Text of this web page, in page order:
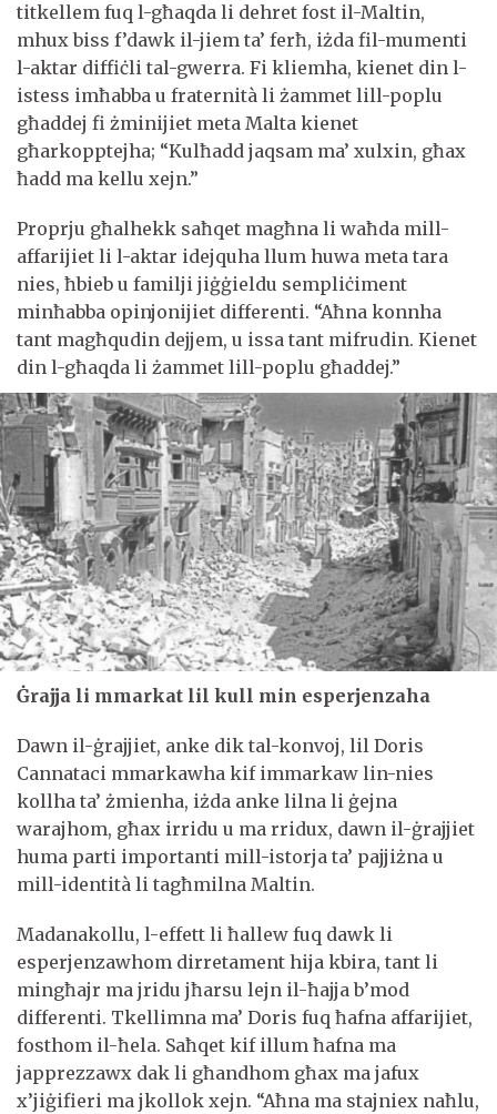
titkellem fuq l-għaqda li dehret fost il-Maltin,
mhux biss f’dawk il-jiem ta’ ferħ, iżda fil-mumenti
l-aktar diffiċli tal-gwerra. Fi kliemha, kienet din l-
istess imħabba u fraternità li żammet lill-poplu
għaddej fi żminijiet meta Malta kienet
għarkopptejha; “Kulħadd jaqsam ma’ xulxin, għax
ħadd ma kellu xejn.”
Proprju għalhekk saħqet magħna li waħda mill-
affarijiet li l-aktar idejquha llum huwa meta tara
nies, ħbieb u familji jiġġieldu sempliċiment
minħabba opinjonijiet differenti. “Aħna konnha
tant magħqudin dejjem, u issa tant mifrudin. Kienet
din l-għaqda li żammet lill-poplu għaddej.”
Ġrajja li mmarkat lil kull min esperjenzaha
Dawn il-ġrajjiet, anke dik tal-konvoj, lil Doris
Cannataci mmarkawha kif immarkaw lin-nies
kollha ta’ żmienha, iżda anke lilna li ġejna
warajhom, għax irridu u ma rridux, dawn il-ġrajjiet
huma parti importanti mill-istorja ta’ pajjiżna u
mill-identità li tagħmilna Maltin.
Madanakollu, l-effett li ħallew fuq dawk li
esperjenzawhom dirretament hija kbira, tant li
mingħajr ma jridu jħarsu lejn il-ħajja b’mod
differenti. Tkellimna ma’ Doris fuq ħafna affarijiet,
fosthom il-ħela. Saħqet kif illum ħafna ma
japprezzawx dak li għandhom għax ma jafux
x’jiġifieri ma jkollok xejn. “Aħna ma stajniex naħlu,